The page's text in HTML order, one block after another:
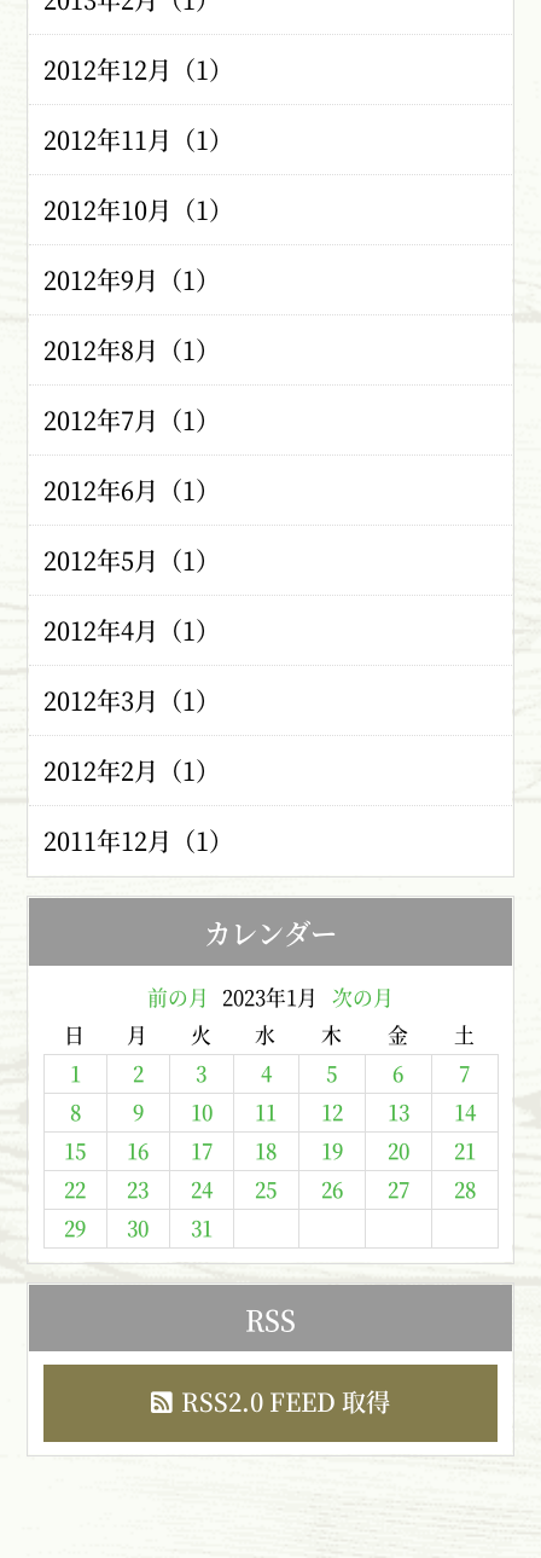
2012年12月（1）
2012年11月（1）
2012年10月（1）
2012年9月（1）
2012年8月（1）
2012年7月（1）
2012年6月（1）
2012年5月（1）
2012年4月（1）
2012年3月（1）
2012年2月（1）
2011年12月（1）
カレンダー
前の月 2023年1月
次の月
日
月 火 水 木 金
土
1
2 3 4 5 6
7
8
9 10 11 12 13
14
15
16 17 18 19 20
21
22
23 24 25 26 27
28
29
30 31
RSS
RSS2.0 FEED 取得